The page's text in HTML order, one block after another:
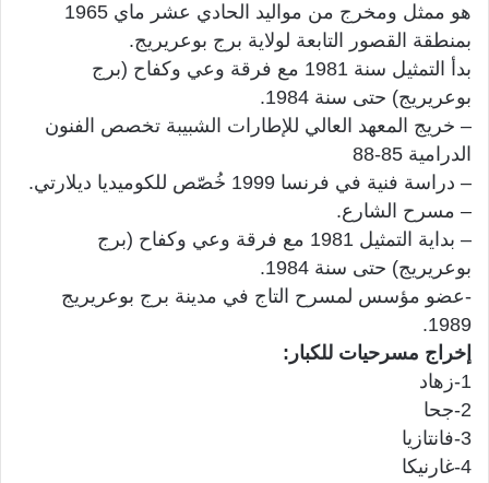
هو ممثل ومخرج من مواليد الحادي عشر ماي 1965
بمنطقة القصور التابعة لولاية برج بوعريريج.
بدأ التمثيل سنة 1981 مع فرقة وعي وكفاح (برج
بوعريريج) حتى سنة 1984.
– خريج المعهد العالي للإطارات الشبيبة تخصص الفنون
الدرامية 85-88
– دراسة فنية في فرنسا 1999 خُصّص للكوميديا ديلارتي.
– مسرح الشارع.
– بداية التمثيل 1981 مع فرقة وعي وكفاح (برج
بوعريريج) حتى سنة 1984.
-عضو مؤسس لمسرح التاج في مدينة برج بوعريريج
1989.
إخراج مسرحيات للكبار:
1-زهاد
2-جحا
3-فانتازيا
4-غارنيكا